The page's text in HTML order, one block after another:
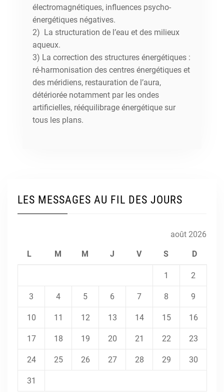
électromagnétiques, influences psycho-
énergétiques négatives.
2) La structuration de l’eau et des milieux
aqueux.
3) La correction des structures énergétiques :
ré-harmonisation des centres énergétiques et
des méridiens, restauration de l’aura,
détériorée notamment par les ondes
artificielles, rééquilibrage énergétique sur
tous les plans.
LES MESSAGES AU FIL DES JOURS
août 2026
L M M J V S D
1 2
3 4 5 6 7 8 9
10 11 12 13 14 15 16
17 18 19 20 21 22 23
24 25 26 27 28 29 30
31